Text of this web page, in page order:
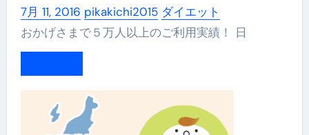
7月 11, 2016 pikakichi2015 ダイエット
おかげさまで５万人以上のご利用実績！ 日